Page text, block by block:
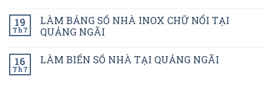
19
Th7
LÀM BẢNG SỐ NHÀ INOX CHỮ NỔI TẠI
QUẢNG NGÃI
16
Th7
LÀM BIỂN SỐ NHÀ TẠI QUẢNG NGÃI